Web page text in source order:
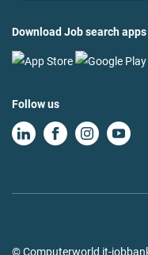
Download Job search apps
Follow us
© Computerworld it-